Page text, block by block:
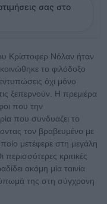
σας στο
Κρίστοφερ Νόλαν ήταν
το φιλόδοξο
όχι μόνο
ξεπερνούν. Η πρεμιέρα
που την
που συνδυάζει το
τον βραβευμένο με
μετέφερε στη μεγάλη
κριτικές
ακόμη μία ταινία
της στη σύγχρονη